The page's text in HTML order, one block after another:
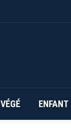
VÉGÉ ENFANT